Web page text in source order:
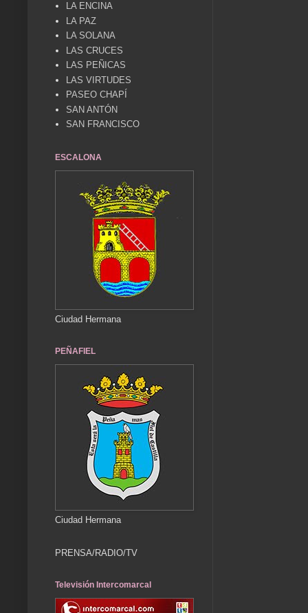
LA ENCINA
LA PAZ
LA SOLANA
LAS CRUCES
LAS PEÑICAS
LAS VIRTUDES
PASEO CHAPÍ
SAN ANTÓN
SAN FRANCISCO
ESCALONA
Ciudad Hermana
PEÑAFIEL
Ciudad Hermana
PRENSA/RADIO/TV
Televisión Intercomarcal